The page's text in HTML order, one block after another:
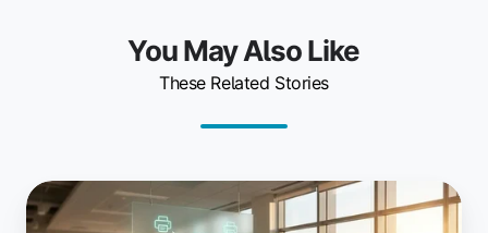
You May Also Like
These Related Stories
Wie
Cloud-